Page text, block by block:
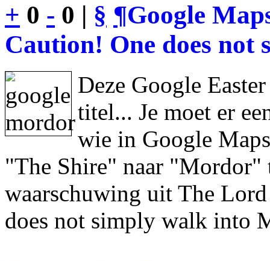
+ 0 - 0 | § ¶Google
Caution! One does
Deze Google
titel... Je moet er
wie in Google
"The Shire" naar "Mordor"
waarschuwing uit The
does not simply walk into